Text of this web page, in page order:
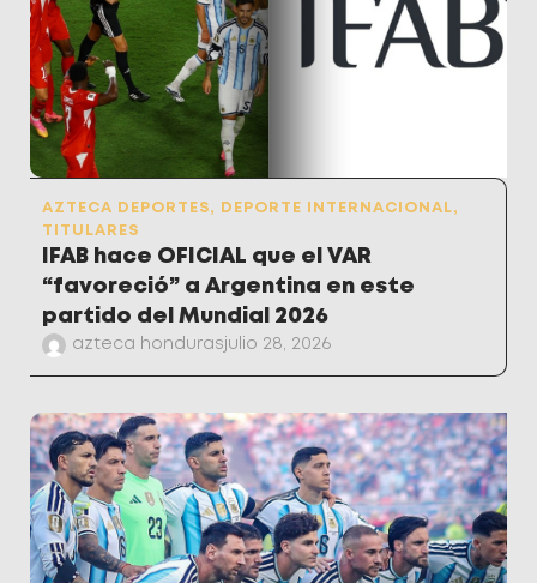
AZTECA DEPORTES, DEPORTE INTERNACIONAL,
TITULARES
IFAB hace OFICIAL que el VAR
“favoreció” a Argentina en este
partido del Mundial 2026
azteca honduras julio 28, 2026